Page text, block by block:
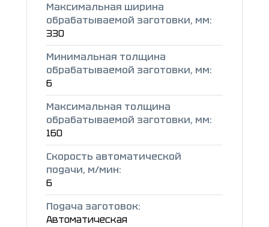
Максимальная ширина
обрабатываемой заготовки, мм:
330
Минимальная толщина
обрабатываемой заготовки, мм:
6
Максимальная толщина
обрабатываемой заготовки, мм:
160
Скорость автоматической
подачи, м/мин:
6
Подача заготовок:
Автоматическая